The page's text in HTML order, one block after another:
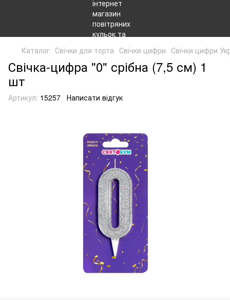
Каталог Свічки для торта Свічки цифри Свічки цифри
Свічка-цифра "0" срібна (7,5 см) 1
шт
Артикул: 15257 Написати відгук